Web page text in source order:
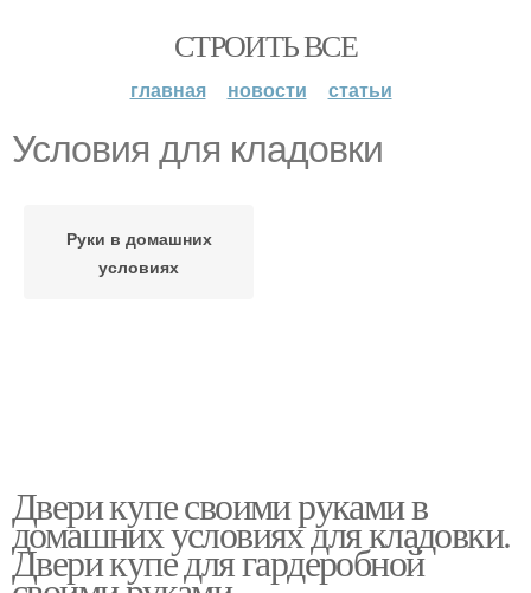
СТРОИТЬ ВСЕ
главная новости статьи
Условия для кладовки
Руки в домашних
условиях
Двери купе своими руками в
домашних условиях для кладовки.
Двери купе для гардеробной